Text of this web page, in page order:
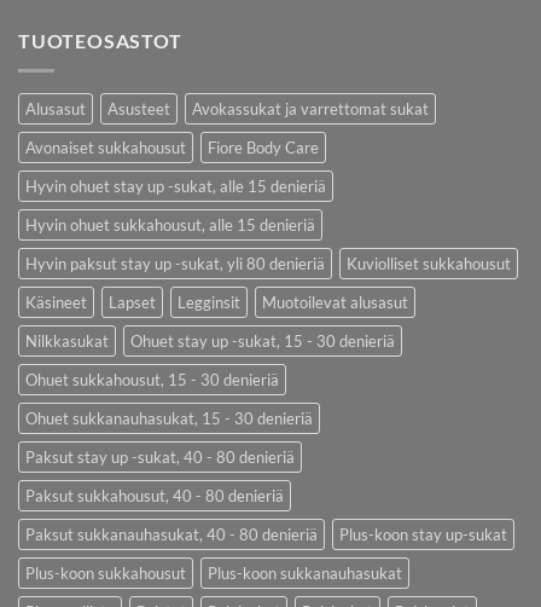
TUOTEOSASTOT
Alusasut Asusteet
Avokassukat ja varrettomat sukat
Avonaiset sukkahousut
Fiore Body Care
Hyvin ohuet stay up -sukat, alle 15 denieriä
Hyvin ohuet sukkahousut, alle 15 denieriä
Hyvin paksut stay up -sukat, yli 80 denieriä
Kuviolliset sukkahousut
Käsineet
Lapset Legginsit
Muotoilevat alusasut
Nilkkasukat
Ohuet stay up -sukat, 15 - 30 denieriä
Ohuet sukkahousut, 15 - 30 denieriä
Ohuet sukkanauhasukat, 15 - 30 denieriä
Paksut stay up -sukat, 40 - 80 denieriä
Paksut sukkahousut, 40 - 80 denieriä
Paksut sukkanauhasukat, 40 - 80 denieriä
Plus-koon stay up-sukat
Plus-koon sukkahousut
Plus-koon sukkanauhasukat